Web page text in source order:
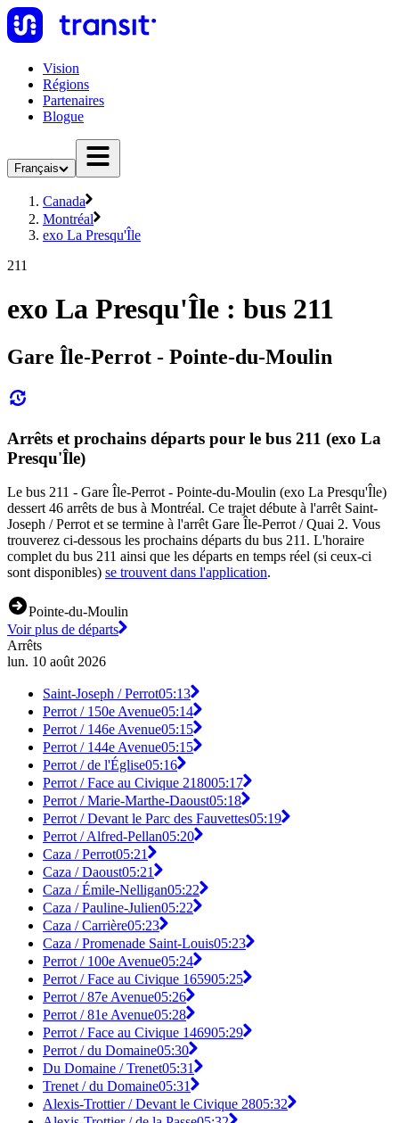
Vision
Régions
Partenaires
Blogue
Français
Canada
Montréal
exo La Presqu'Île
211
exo La Presqu'Île : bus 211
Gare Île-Perrot - Pointe-du-Moulin
Arrêts et prochains départs pour le bus 211 (exo La
Presqu'Île)
Le bus 211 - Gare Île-Perrot - Pointe-du-Moulin (exo La Presqu'Île)
dessert 46 arrêts de bus à Montréal. Ce trajet débute à l'arrêt Saint-
Joseph / Perrot et se termine à l'arrêt Gare Île-Perrot / Quai 2. Vous
trouverez ci-dessous les prochains départs du bus 211. L'horaire
complet du bus 211 ainsi que les départs en temps réel (si ceux-ci
sont disponibles) se trouvent dans l'application.
Pointe-du-Moulin
Voir plus de départs
Arrêts
lun. 10 août 2026
Saint-Joseph / Perrot05:13
Perrot / 150e Avenue05:14
Perrot / 146e Avenue05:15
Perrot / 144e Avenue05:15
Perrot / de l'Église05:16
Perrot / Face au Civique 218005:17
Perrot / Marie-Marthe-Daoust05:18
Perrot / Devant le Parc des Fauvettes05:19
Perrot / Alfred-Pellan05:20
Caza / Perrot05:21
Caza / Daoust05:21
Caza / Émile-Nelligan05:22
Caza / Pauline-Julien05:22
Caza / Carrière05:23
Caza / Promenade Saint-Louis05:23
Perrot / 100e Avenue05:24
Perrot / Face au Civique 165905:25
Perrot / 87e Avenue05:26
Perrot / 81e Avenue05:28
Perrot / Face au Civique 146905:29
Perrot / du Domaine05:30
Du Domaine / Trenet05:31
Trenet / du Domaine05:31
Alexis-Trottier / Devant le Civique 2805:32